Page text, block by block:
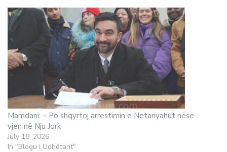
Mamdani: – Po shqyrtoj arrestimin e Netanyahut nëse
vjen në Nju Jork
July 18, 2026
In "Blogu i Udhëtarit"